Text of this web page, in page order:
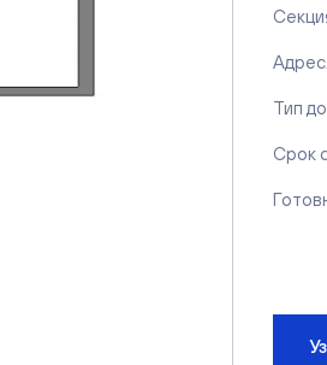
Адрес
Тип
Срок